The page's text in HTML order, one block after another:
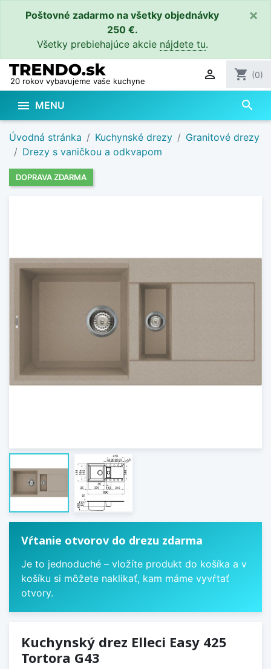
Poštovné zadarmo na všetky objednávky
250 €.
Všetky prebiehajúce akcie nájdete tu.
×
20 rokov vybavujeme vaše kuchyne  shopping_cart (0)
 MENU search
Úvodná stránka Kuchynské drezy
Granitové drezy
Drezy s vaničkou a odkvapom
DOPRAVA ZDARMA
Vŕtanie otvorov do drezu zdarma
Je to jednoduché – vložíte produkt do košíka a v
košíku si môžete naklikať, kam máme vyvŕtať
otvory.
Kuchynský drez Elleci Easy 425
Tortora G43